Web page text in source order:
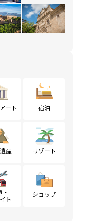
ート 宿泊
産 リゾート
・
ト
ショップ